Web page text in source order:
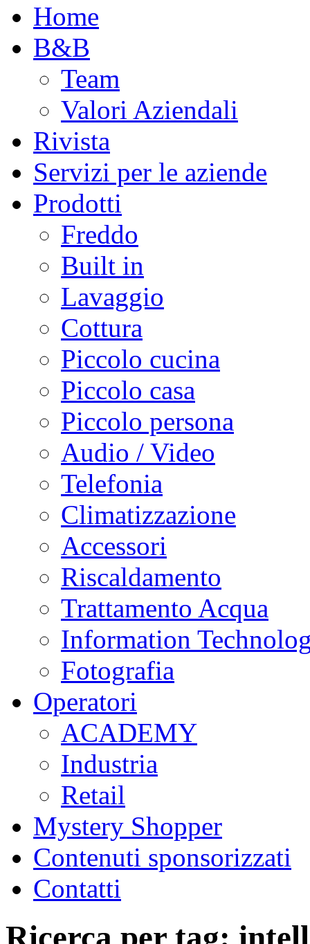
Home
B&B
Team
Valori Aziendali
Rivista
Servizi per le aziende
Prodotti
Freddo
Built in
Lavaggio
Cottura
Piccolo cucina
Piccolo casa
Piccolo persona
Audio / Video
Telefonia
Climatizzazione
Accessori
Riscaldamento
Trattamento Acqua
Information
Fotografia
Operatori
ACADEMY
Industria
Retail
Mystery Shopper
Contenuti sponsorizzati
Contatti